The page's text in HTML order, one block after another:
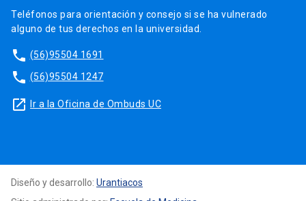
Teléfonos para orientación y consejo si se ha vulnerado
alguno de tus derechos en la universidad.
phone (56)95504 1691
phone (56)95504 1247
launch Ir a la Oficina de Ombuds UC
Diseño y desarrollo: Urantiacos